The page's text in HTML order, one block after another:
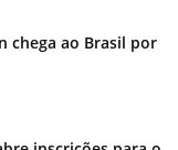
chega ao Brasil por